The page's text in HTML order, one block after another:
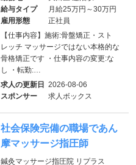
給与タイプ
月給25万円～30万円
雇用形態
正社員
【仕事内容】施術:骨盤矯正・スト
レッチ マッサージではない本格的な
骨格矯正です ・仕事内容の変更:な
し ・転勤:…
求人の更新日 2026-08-06
スポンサー
求人ボックス
社会保険完備の職場であん
摩マッサージ指圧師
鍼灸マッサージ指圧院 リプラス